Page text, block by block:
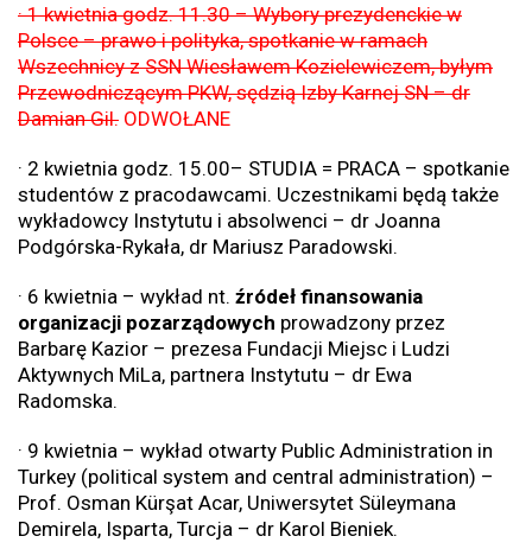
· 1 kwietnia godz. 11.30 – Wybory prezydenckie w
Polsce – prawo i polityka, spotkanie w ramach
Wszechnicy z SSN Wiesławem Kozielewiczem, byłym
Przewodniczącym PKW, sędzią Izby Karnej SN – dr
Damian Gil. ODWOŁANE
· 2 kwietnia godz. 15.00– STUDIA = PRACA – spotkanie
studentów z pracodawcami. Uczestnikami będą także
wykładowcy Instytutu i absolwenci – dr Joanna
Podgórska-Rykała, dr Mariusz Paradowski.
· 6 kwietnia – wykład nt. źródeł finansowania
organizacji pozarządowych prowadzony przez
Barbarę Kazior – prezesa Fundacji Miejsc i Ludzi
Aktywnych MiLa, partnera Instytutu – dr Ewa
Radomska.
· 9 kwietnia – wykład otwarty Public Administration in
Turkey (political system and central administration) –
Prof. Osman Kürşat Acar, Uniwersytet Süleymana
Demirela, Isparta, Turcja – dr Karol Bieniek.